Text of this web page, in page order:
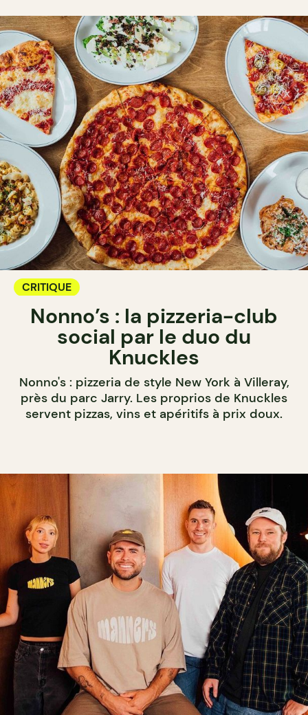
CRITIQUE
Nonno’s : la pizzeria-club
social par le duo du
Knuckles
Nonno's : pizzeria de style New York à Villeray,
près du parc Jarry. Les proprios de Knuckles
servent pizzas, vins et apéritifs à prix doux.